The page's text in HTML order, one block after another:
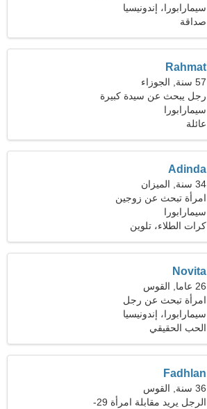
سيمارابورا، إندونيسيا
صداقة
Rahmat
57 سنة, الجوزاء
رجل يبحث عن سيدة كبيرة
سيمارابورا
عائلة
Adinda
34 سنة, الميزان
امرأة تبحث عن زوجين
سيمارابورا
كرات الطلاء، تلوين
Novita
26 عاما, القوس
امرأة تبحث عن رجل
سيمارابورا، إندونيسيا
الحب الحقيقي
Fadhlan
36 سنة, القوس
الرجل يريد مقابلة امرأة 29-